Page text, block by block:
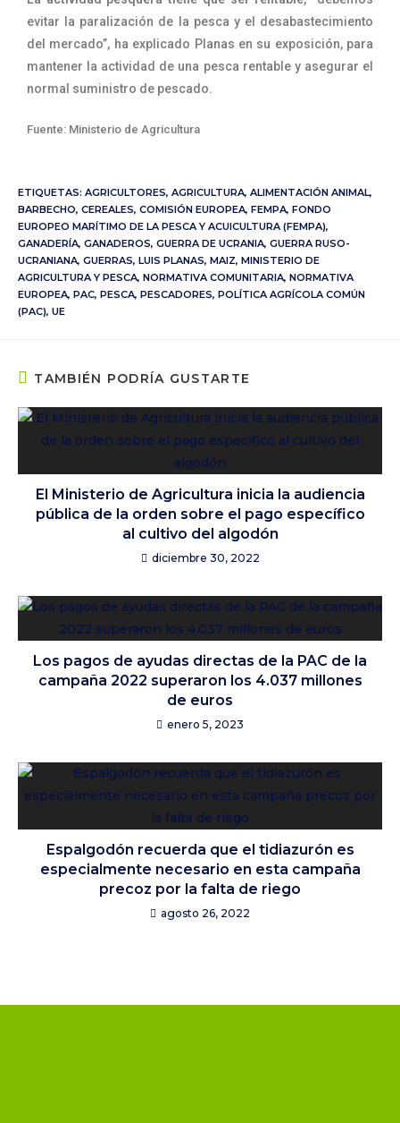
evitar la paralización de la pesca y el desabastecimiento
del mercado”, ha explicado Planas en su exposición, para
mantener la actividad de una pesca rentable y asegurar el
normal suministro de pescado.
Fuente: Ministerio de Agricultura
ETIQUETAS: AGRICULTORES, AGRICULTURA, ALIMENTACIÓN ANIMAL,
BARBECHO, CEREALES, COMISIÓN EUROPEA, FEMPA, FONDO
EUROPEO MARÍTIMO DE LA PESCA Y ACUICULTURA (FEMPA),
GANADERÍA, GANADEROS, GUERRA DE UCRANIA, GUERRA RUSO-
UCRANIANA, GUERRAS, LUIS PLANAS, MAIZ, MINISTERIO DE
AGRICULTURA Y PESCA, NORMATIVA COMUNITARIA, NORMATIVA
EUROPEA, PAC, PESCA, PESCADORES, POLÍTICA AGRÍCOLA COMÚN
(PAC), UE
TAMBIÉN PODRÍA GUSTARTE
El Ministerio de Agricultura inicia la audiencia
pública de la orden sobre el pago específico
al cultivo del algodón
diciembre 30, 2022
Los pagos de ayudas directas de la PAC de la
campaña 2022 superaron los 4.037 millones
de euros
enero 5, 2023
Espalgodón recuerda que el tidiazurón es
especialmente necesario en esta campaña
precoz por la falta de riego
agosto 26, 2022